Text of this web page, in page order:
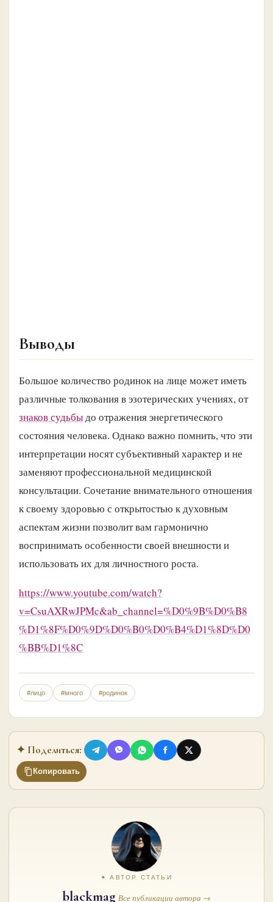
Выводы
Большое количество родинок на лице может иметь
различные толкования в эзотерических учениях, от
знаков судьбыдо отражения энергетического
состояния человека. Однако важно помнить, что эти
интерпретации носят субъективный характер и не
заменяют профессиональной медицинской
консультации. Сочетание внимательного отношения
к своему здоровью с открытостью к духовным
аспектам жизни позволит вам гармонично
воспринимать особенности своей внешности и
использовать их для личностного роста.
https://www.youtube.com/watch?
v=CsuAXRwJPMc&ab_channel=%D0%9B%D0%B8
%D1%8F%D0%9D%D0%B0%D0%B4%D1%8D%D0
%BB%D1%8C
#лицо #много #родинок
✦ Поделиться:
Копировать
✦ АВТОР СТАТЬИ
blackmag Все публикации автора →